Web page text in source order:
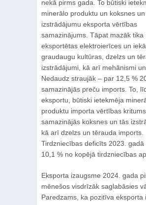
nekā pirms gada. To būtiski
minerālo produktu un koksnes
izstrādājumu eksporta vērtības
samazinājums. Tāpat mazāk tika
eksportētas elektroierīces un
graudaugu kultūras, dzelzs un
izstrādājumi, kā arī mehānismi
Nedaudz straujāk – par 12,5 %
samazinājās preču imports. To,
eksportu, būtiski ietekmēja
produktu importa vērtības
samazinājās koksnes un tās
kā arī dzelzs un tērauda imports.
Tirdzniecības deficīts 2023. gadā
10,1 % no kopējā tirdzniecības
Eksporta izaugsme 2024. gada
mēnešos visdrīzāk saglabāsies
Paredzams, ka pozitīva eksporta